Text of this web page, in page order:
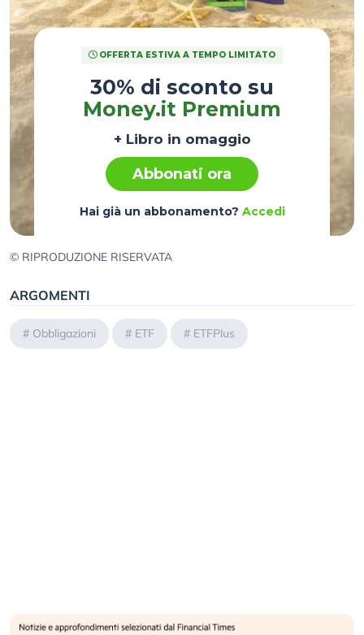
OFFERTA ESTIVA A TEMPO LIMITATO
30% di sconto su
Money.it Premium
+ Libro in omaggio
Abbonati ora
Hai già un abbonamento? Accedi
© RIPRODUZIONE RISERVATA
ARGOMENTI
# Obbligazioni # ETF # ETFPlus